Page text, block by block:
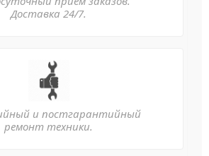
Доставка 24/7.
и постгарантийный
ремонт техники.